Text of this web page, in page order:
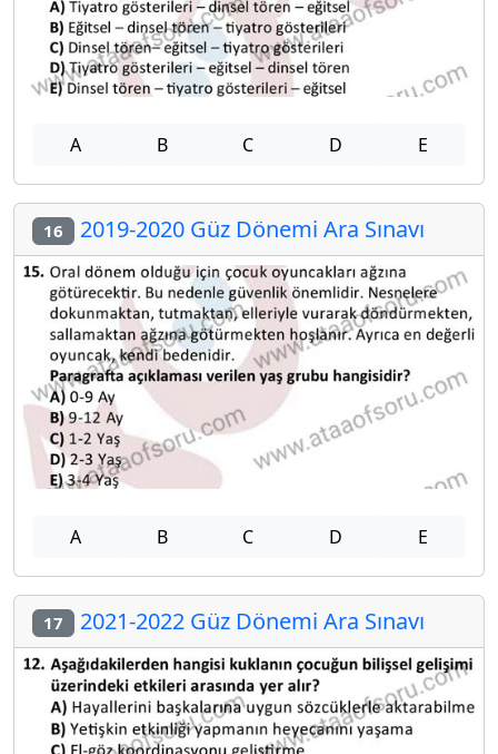
A B C D E
16 2019-2020 Güz Dönemi Ara Sınavı
A B C D E
17 2021-2022 Güz Dönemi Ara Sınavı